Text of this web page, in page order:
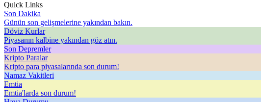
Quick Links
Son Dakika
Günün son gelişmelerine yakından bakın.
Döviz Kurlar
Piyasanın kalbine yakından göz atın.
Son Depremler
Kripto Paralar
Kripto para piyasalarında son durum!
Namaz Vakitleri
Emtia
Emtia'larda son durum!